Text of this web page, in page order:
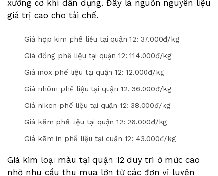
xưởng cơ khí dân dụng. Đây là nguồn nguyên liệu
giá trị cao cho tái chế.
Giá hợp kim phế liệu tại quận 12: 37.000đ/kg
Giá đồng phế liệu tại quận 12: 114.000đ/kg
Giá inox phế liệu tại quận 12: 12.000đ/kg
Giá nhôm phế liệu tại quận 12: 36.000đ/kg
Giá niken phế liệu tại quận 12: 38.000đ/kg
Giá kẽm phế liệu tại quận 12: 26.000đ/kg
Giá kẽm in phế liệu tại quận 12: 43.000đ/kg
Giá kim loại màu tại quận 12 duy trì ở mức cao
nhờ nhu cầu thu mua lớn từ các đơn vị luyện